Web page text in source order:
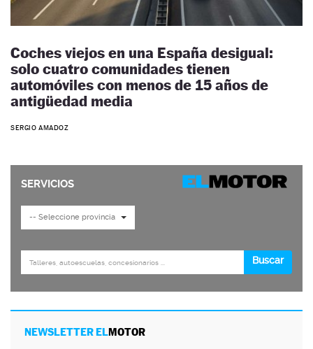
Coches viejos en una España desigual:
solo cuatro comunidades tienen
automóviles con menos de 15 años de
antigüedad media
SERGIO AMADOZ
NEWSLETTER ELMOTOR